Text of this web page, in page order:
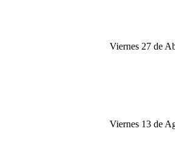
Viernes 27 de
Viernes 13 de